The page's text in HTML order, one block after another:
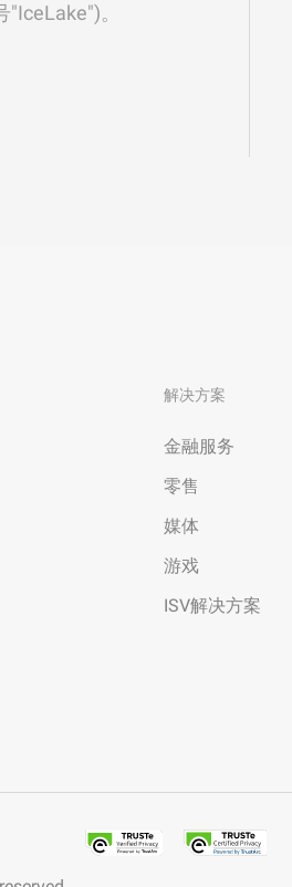
。
解决方案
金融服务
零售
媒体
游戏
ISV解决方案